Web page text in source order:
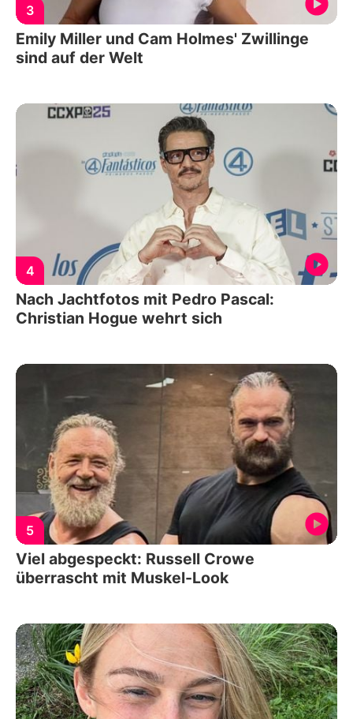
3
Emily Miller und Cam Holmes' Zwillinge
sind auf der Welt
4
Nach Jachtfotos mit Pedro Pascal:
Christian Hogue wehrt sich
5
Viel abgespeckt: Russell Crowe
überrascht mit Muskel-Look